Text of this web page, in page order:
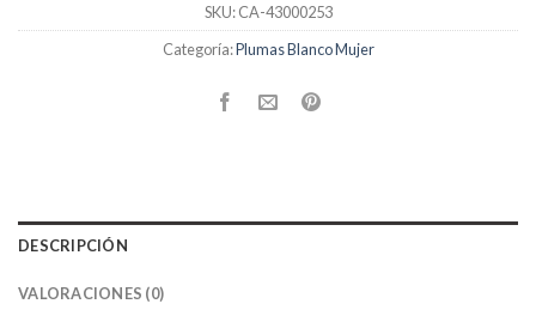
SKU:CA-43000253
Categoría:Plumas Blanco Mujer
DESCRIPCIÓN
VALORACIONES (0)